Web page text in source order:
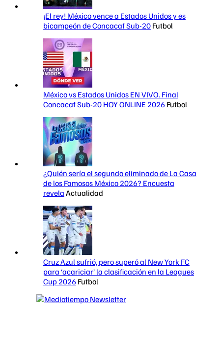
¡El rey! México vence a Estados Unidos y es
bicampeón de Concacaf Sub-20 Futbol
México vs Estados Unidos EN VIVO. Final
Concacaf Sub-20 HOY ONLINE 2026 Futbol
¿Quién sería el segundo eliminado de La Casa
de los Famosos México 2026? Encuesta
revela Actualidad
Cruz Azul sufrió, pero superó al New York FC
para ‘acariciar’ la clasificación en la Leagues
Cup 2026 Futbol